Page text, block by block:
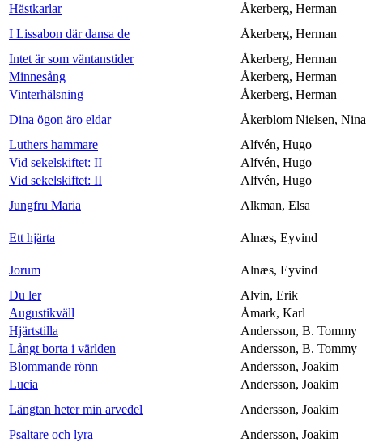
Hästkarlar
Åkerberg, Herman
I Lissabon där dansa de
Åkerberg, Herman
Intet är som väntanstider
Åkerberg, Herman
Minnesång
Åkerberg, Herman
Vinterhälsning
Åkerberg, Herman
Dina ögon äro eldar
Åkerblom Nielsen, Nina
Luthers hammare
Alfvén, Hugo
Vid sekelskiftet: II
Alfvén, Hugo
Vid sekelskiftet: II
Alfvén, Hugo
Jungfru Maria
Alkman, Elsa
Ett hjärta
Alnæs, Eyvind
Jorum
Alnæs, Eyvind
Du ler
Alvin, Erik
Augustikväll
Åmark, Karl
Hjärtstilla
Andersson, B. Tommy
Långt borta i världen
Andersson, B. Tommy
Blommande rönn
Andersson, Joakim
Lucia
Andersson, Joakim
Längtan heter min arvedel
Andersson, Joakim
Psaltare och lyra
Andersson, Joakim